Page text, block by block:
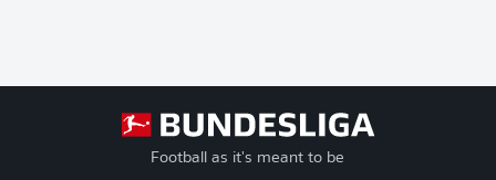
Football as it's meant to be